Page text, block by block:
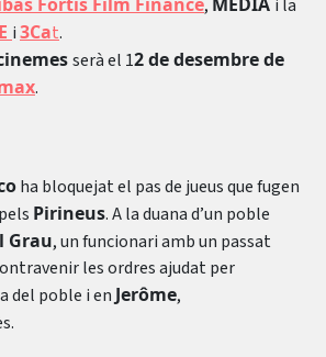
,
i la
i3Cat.
serà el 12 de desembre de
.
ha bloquejat el pas de jueus que fugen
Pirineus. A la duana d’un poble
Grau, un funcionari amb un passat
les ordres ajudat per
del poble i en Jerôme,